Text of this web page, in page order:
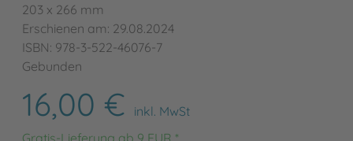
203 x 266 mm
Erschienen am: 29.08.2024
ISBN: 978-3-522-46076-7
Gebunden
16,00 €
inkl. MwSt